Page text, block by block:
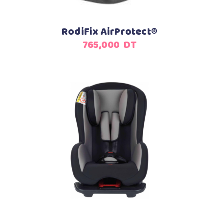
RodiFix AirProtect®
765,000 DT
Ajouter au panier